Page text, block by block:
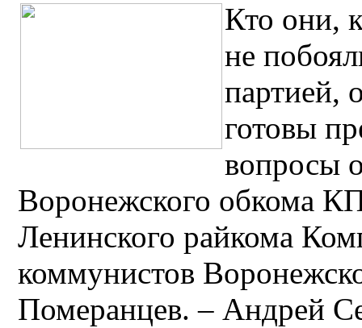
Кто они,
не
партией,
готовы
вопросы
Воронежского обкома
Ленинского райкома
коммунистов
Померанцев. – Андрей